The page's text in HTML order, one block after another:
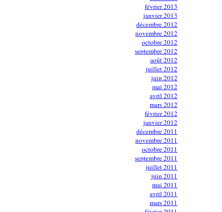
février 2013
janvier 2013
décembre 2012
novembre 2012
octobre 2012
septembre 2012
août 2012
juillet 2012
juin 2012
mai 2012
avril 2012
mars 2012
février 2012
janvier 2012
décembre 2011
novembre 2011
octobre 2011
septembre 2011
juillet 2011
juin 2011
mai 2011
avril 2011
mars 2011